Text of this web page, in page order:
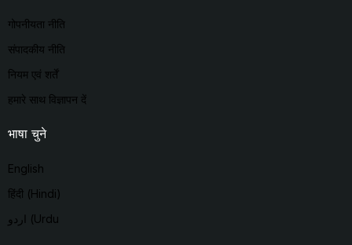
गोपनीयता नीति
संपादकीय नीति
नियम एवं शर्तें
हमारे साथ विज्ञापन दें
भाषा चुने
English
हिंदी (Hindi)
اردو (Urdu